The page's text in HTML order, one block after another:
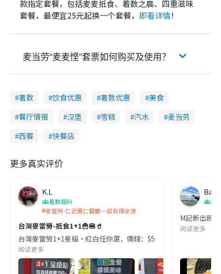
款指定套餐，包括麦麦抵食、着数之晨、四重滋味
套餐，最便宜25元起换一个套餐， 即看详情！
麦当劳“麦麦悭”套票如何购买及使用？
著数 饮食优惠 著数优惠
美食
餐厅情报
汉堡 雪糕 汽水
麦当劳
西餐
快餐店
更多真实评价
K.L
著數報料
麥當勞-仁武鳳仁餐廳－設有得來速
台灣麥當勞-抵食1+1🍟🍔🥤
台灣麥當勞1+1星級•紅白任你選，價錢：$50台幣及$69台幣
阅读更多
港
M記新出既
阅读更多